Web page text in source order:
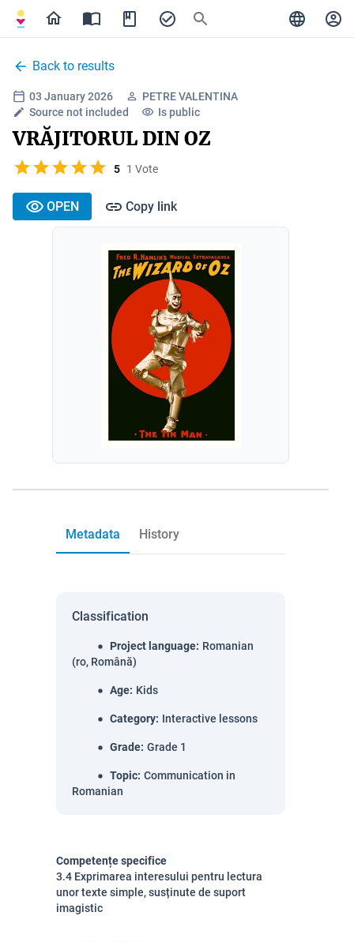
Back to results
03 January 2026
PETRE VALENTINA
Source not included
Is public
VRĂJITORUL DIN OZ
5 1 Vote
OPEN Copy link
Metadata History
Classification
Project language: Romanian
(ro, Română)
Age: Kids
Category: Interactive lessons
Grade: Grade 1
Topic: Communication in
Romanian
Competențe specifice
3.4 Exprimarea interesului pentru lectura
unor texte simple, susținute de suport
imagistic